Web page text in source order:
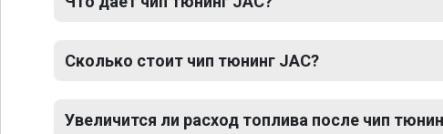
Сколько стоит чип тюнинг JAC?
Увеличится ли расход топлива после чип